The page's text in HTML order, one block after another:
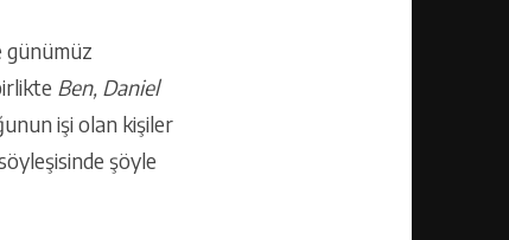
günümüz
Ben, Daniel
işi olan kişiler
şöyle